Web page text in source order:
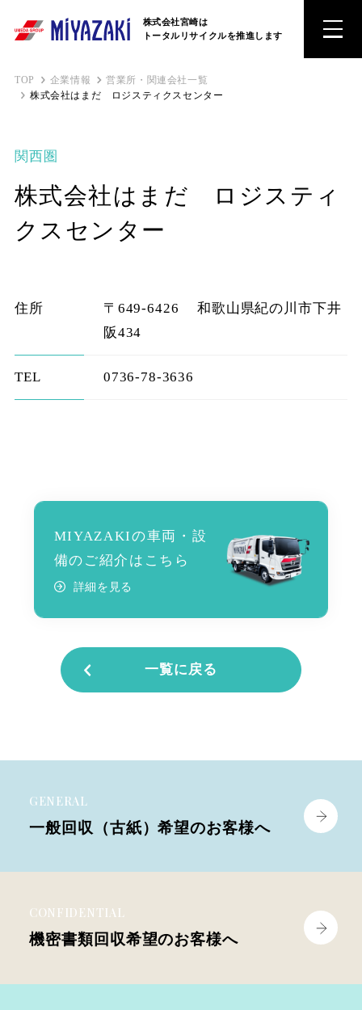
株式会社宮崎は
トータルリサイクルを推進します
TOP 企業情報
営業所・関連会社一覧
株式会社はまだ ロジスティクスセンター
関西圏
株式会社はまだ ロジスティ
クスセンター
住所 〒649-6426
和歌山県紀の川市下井
阪434
TEL 0736-78-3636
MIYAZAKIの車両・設
備のご紹介はこちら
詳細を見る
一覧に戻る
GENERAL
一般回収（古紙）希望のお客様へ
CONFIDENTIAL
機密書類回収希望のお客様へ